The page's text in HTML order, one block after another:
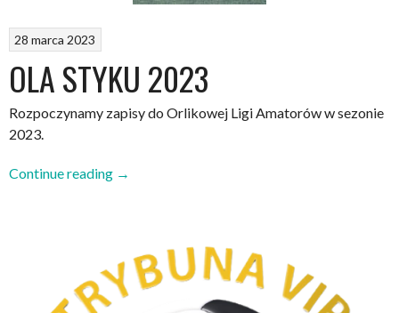
28 marca 2023
OLA STYKU 2023
Rozpoczynamy zapisy do Orlikowej Ligi Amatorów w sezonie
2023.
Continue reading
„OLA
→